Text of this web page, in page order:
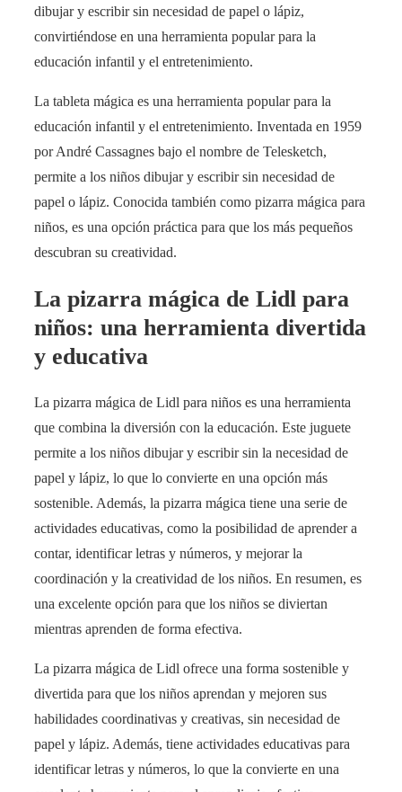
dibujar y escribir sin necesidad de papel o lápiz,
convirtiéndose en una herramienta popular para la
educación infantil y el entretenimiento.
La tableta mágica es una herramienta popular para la
educación infantil y el entretenimiento. Inventada en 1959
por André Cassagnes bajo el nombre de Telesketch,
permite a los niños dibujar y escribir sin necesidad de
papel o lápiz. Conocida también como pizarra mágica para
niños, es una opción práctica para que los más pequeños
descubran su creatividad.
La pizarra mágica de Lidl para
niños: una herramienta divertida
y educativa
La pizarra mágica de Lidl para niños es una herramienta
que combina la diversión con la educación. Este juguete
permite a los niños dibujar y escribir sin la necesidad de
papel y lápiz, lo que lo convierte en una opción más
sostenible. Además, la pizarra mágica tiene una serie de
actividades educativas, como la posibilidad de aprender a
contar, identificar letras y números, y mejorar la
coordinación y la creatividad de los niños. En resumen, es
una excelente opción para que los niños se diviertan
mientras aprenden de forma efectiva.
La pizarra mágica de Lidl ofrece una forma sostenible y
divertida para que los niños aprendan y mejoren sus
habilidades coordinativas y creativas, sin necesidad de
papel y lápiz. Además, tiene actividades educativas para
identificar letras y números, lo que la convierte en una